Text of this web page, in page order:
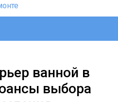
ванной в
выбора